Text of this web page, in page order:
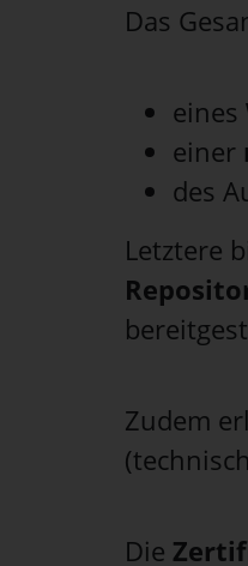
Das
eines
einer
des
Letztere
Zudem
Die